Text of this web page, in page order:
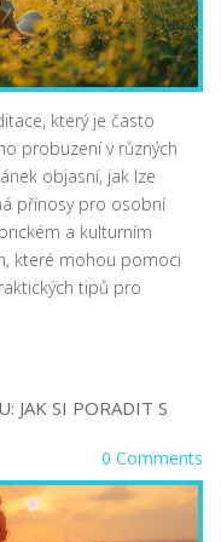
který je často
probuzení v různých
objasní, jak lze
přínosy pro osobní
a kulturním
které mohou pomoci
tipů pro
JAK SI PORADIT S
0 Comments